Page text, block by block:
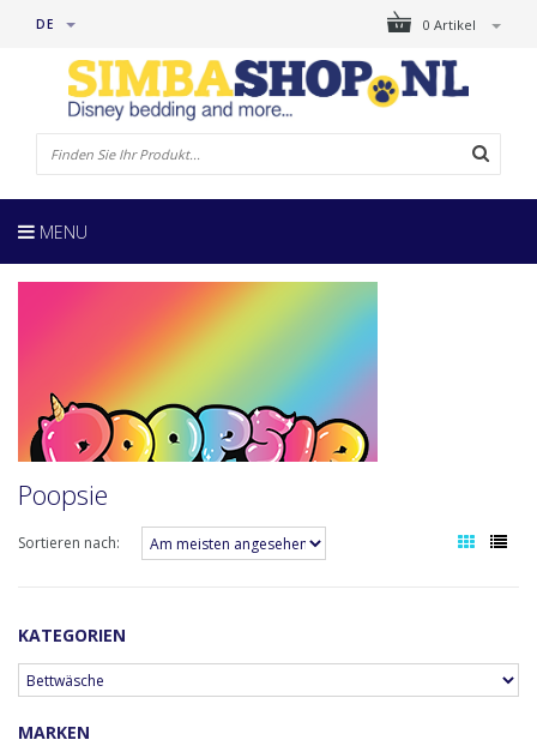
0 Artikel
DE
MENU
Poopsie
Sortieren nach:
KATEGORIEN
MARKEN